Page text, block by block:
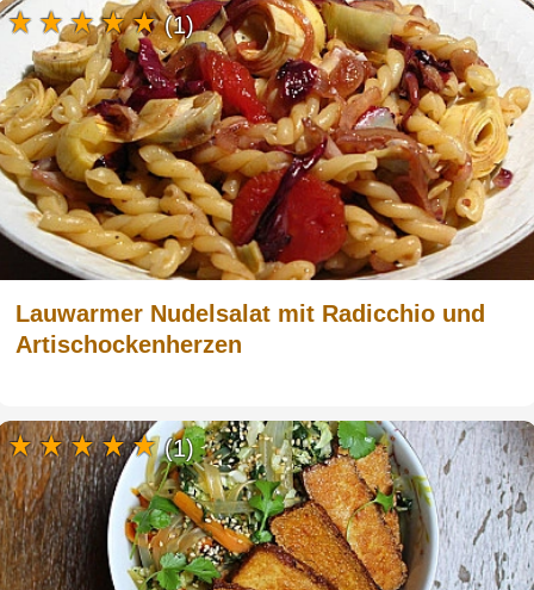
Lauwarmer Nudelsalat mit Radicchio und
Artischockenherzen
(1)
(1)